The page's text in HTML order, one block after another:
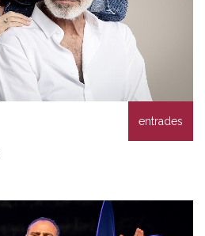
entrades